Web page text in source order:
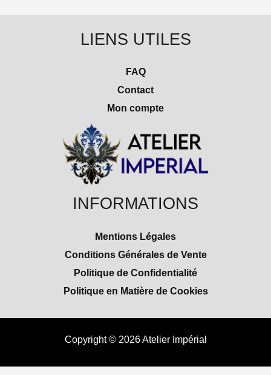
LIENS UTILES
FAQ
Contact
Mon compte
INFORMATIONS
Mentions Légales
Conditions Générales de Vente
Politique de Confidentialité
Politique en Matière de Cookies
Copyright © 2026 Atelier Impérial